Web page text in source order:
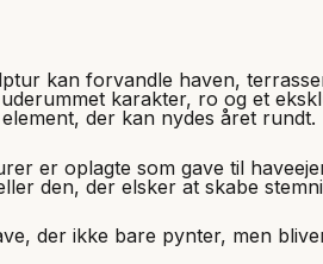
kan forvandle haven,
karakter, ro og et
der kan nydes året rundt.
er oplagte som gave til
den, der elsker at skabe
der ikke bare pynter, men